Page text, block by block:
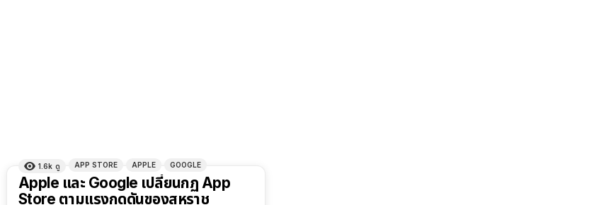
1.6k ดู APP STORE APPLE GOOGLE
Apple และ Google เปลี่ยนกฏ App
Store ตามแรงกดดันของสหราช